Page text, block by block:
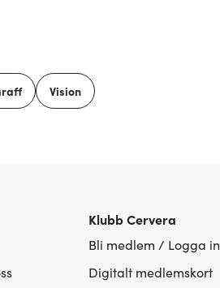
Vision
Klubb Cervera
Bli medlem / Logga in
Digitalt medlemskort